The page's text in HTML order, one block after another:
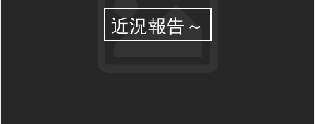
近況報告～